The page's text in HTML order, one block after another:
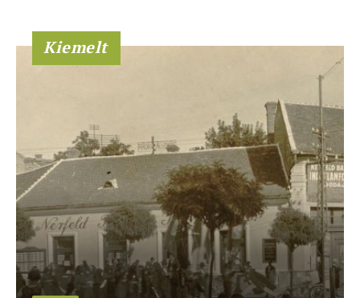
Kiemelt